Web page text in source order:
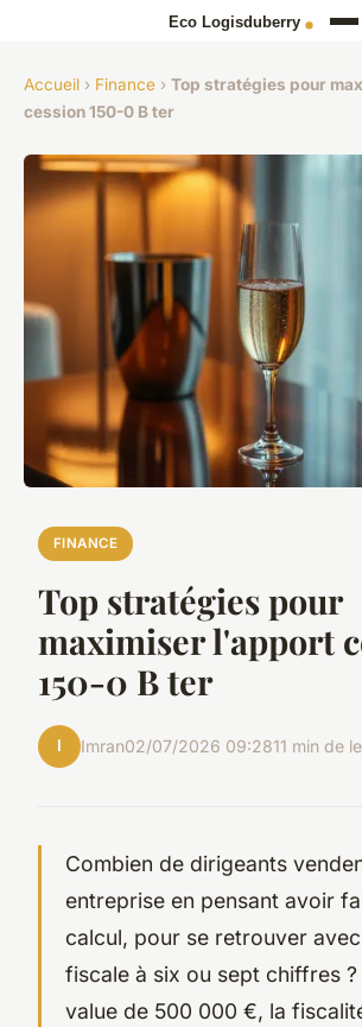
Accueil › Finance › Top stratégies pour
cession 150-0 B ter
FINANCE
Top stratégies pour
maximiser l'apport
150-0 B ter
I Imran02/07/2026 09:2811 min de
Combien de dirigeants
entreprise en pensant avoir
calcul, pour se retrouver
fiscale à six ou sept chiffres ?
value de 500 000 €, la